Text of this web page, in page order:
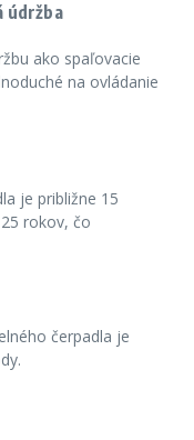
údržba
ako spaľovacie
na ovládanie
je približne 15
rokov, čo
čerpadla je